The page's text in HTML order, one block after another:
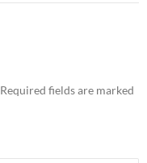
Required fields are marked